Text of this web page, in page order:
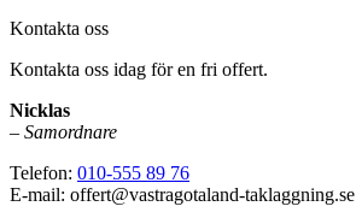
Kontakta oss
Kontakta oss idag för en fri offert.
Nicklas
– Samordnare
Telefon: 010-555 89 76
E-mail: offert@vastragotaland-taklaggning.se